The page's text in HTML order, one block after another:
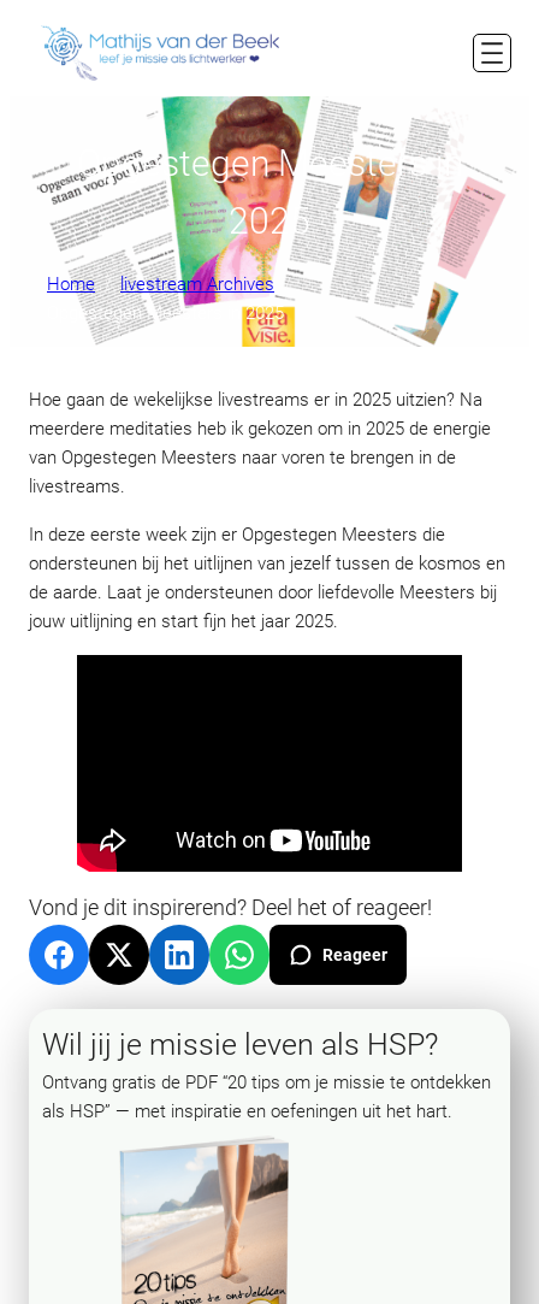
Opgestegen Meesters in
2025
Home
livestream Archives
Opgestegen Meesters in 2025
Hoe gaan de wekelijkse livestreams er in 2025 uitzien? Na
meerdere meditaties heb ik gekozen om in 2025 de energie
van Opgestegen Meesters naar voren te brengen in de
livestreams.
In deze eerste week zijn er Opgestegen Meesters die
ondersteunen bij het uitlijnen van jezelf tussen de kosmos en
de aarde. Laat je ondersteunen door liefdevolle Meesters bij
jouw uitlijning en start fijn het jaar 2025.
Vond je dit inspirerend? Deel het of reageer!
Reageer
Wil jij je missie leven als HSP?
Ontvang gratis de PDF “20 tips om je missie te ontdekken
als HSP” — met inspiratie en oefeningen uit het hart.